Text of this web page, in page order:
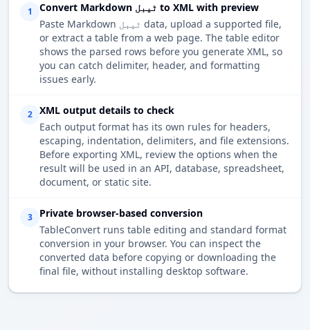
1
Convert Markdown ٹیبل to XML with preview
Paste Markdown ٹیبل data, upload a supported file,
or extract a table from a web page. The table editor
shows the parsed rows before you generate XML, so
you can catch delimiter, header, and formatting
issues early.
2
XML output details to check
Each output format has its own rules for headers,
escaping, indentation, delimiters, and file extensions.
Before exporting XML, review the options when the
result will be used in an API, database, spreadsheet,
document, or static site.
3
Private browser-based conversion
TableConvert runs table editing and standard format
conversion in your browser. You can inspect the
converted data before copying or downloading the
final file, without installing desktop software.